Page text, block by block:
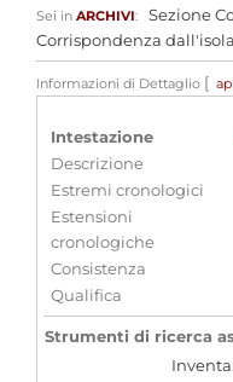
Sei in ARCHIVI: Sezione
Corrispondenza dall'isola
Informazioni di Dettaglio [
Intestazione
Descrizione
Estremi cronologici
Estensioni
cronologiche
Consistenza
Qualifica
Strumenti di ricerca